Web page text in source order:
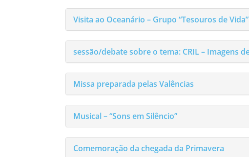
Visita ao Oceanário – Grupo “Tesouros de Vida”
sessão/debate sobre o tema: CRIL – Imagens
Missa preparada pelas Valências
Musical – “Sons em Silêncio”
Comemoração da chegada da Primavera